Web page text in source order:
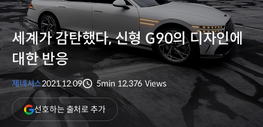
세계가 감탄했다, 신형 G90의 디자인에
대한 반응
제네시스2021.12.09
분량
5min
조회수
12,376 Views
선호하는 출처로 추가(새
창